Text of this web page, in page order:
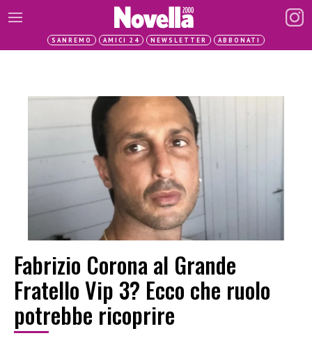
SANREMO AMICI 24 NEWSLETTER ABBONATI
Fabrizio Corona al Grande
Fratello Vip 3? Ecco che ruolo
potrebbe ricoprire